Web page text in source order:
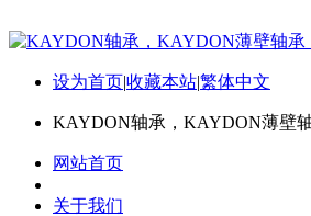
设为首页|收藏本站|繁体中文
KAYDON轴承，KAYDON薄壁
网站首页
关于我们